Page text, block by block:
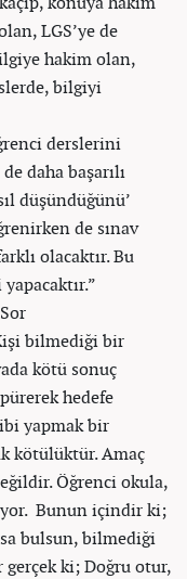
LGS’ye de
hakim olan,
bilgiyi
derslerini
daha başarılı
düşündüğünü’
de sınav
olacaktır. Bu
bilmediği bir
kötü sonuç
hedefe
yapmak bir
kötülüktür. Amaç
Öğrenci okula,
Bunun içindir ki;
bulsun, bilmediği
gerçek ki; Doğru otur,